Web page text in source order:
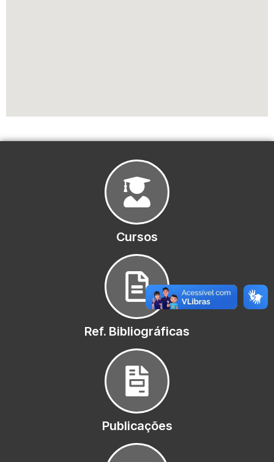
Cursos
Ref. Bibliográficas
Publicações